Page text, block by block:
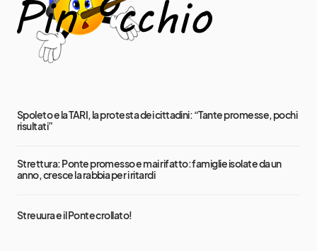
Spoleto e la TARI, la protesta dei cittadini: “Tante promesse, pochi
risultati”
Strettura: Ponte promesso e mai rifatto: famiglie isolate da un
anno, cresce la rabbia per i ritardi
Streuura e il Ponte crollato!